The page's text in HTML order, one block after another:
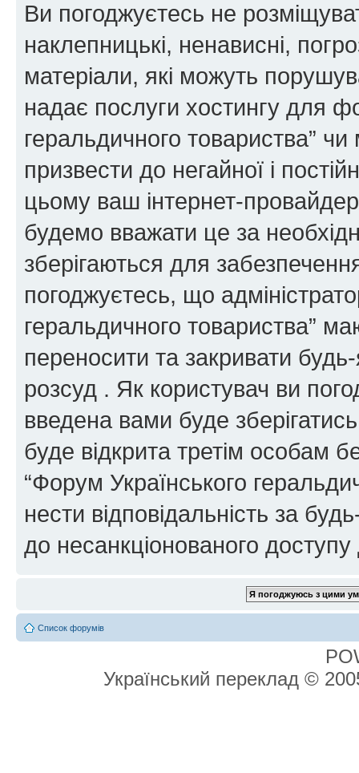
Ви погоджуєтесь не
наклепницькі, ненависні,
матеріали, які можуть
надає послуги хостингу для
геральдичного товариства”
призвести до негайної і
цьому ваш інтернет-
будемо вважати це за
зберігаються для
погоджуєтесь, що
геральдичного товариства”
переносити та закривати
розсуд . Як користувач ви
введена вами буде
буде відкрита третім особам
“Форум Українського
нести відповідальність за
до несанкціонованого доступу
Список форумів
Український переклад ©